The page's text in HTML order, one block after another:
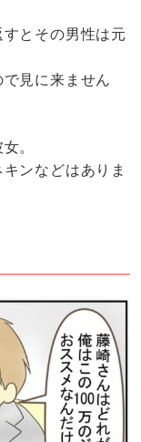
とその男性は元
見に来ません
。
ンなどはありま